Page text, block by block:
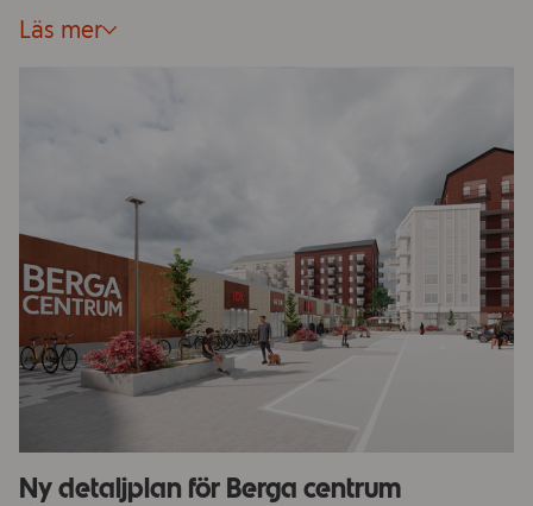
Läs mer
Ny detaljplan för Berga centrum